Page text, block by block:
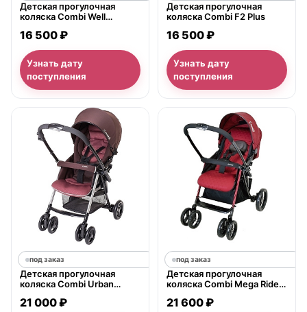
Детская прогулочная
коляска Combi Well
16 500 ₽
Узнать дату
поступления
Детская прогулочная
коляска Combi F2 Plus
16 500 ₽
Узнать дату
поступления
под заказ
Детская прогулочная
коляска Combi Urban
рождения
21 000 ₽
под заказ
Детская прогулочная
коляска Combi Mega Ride
21 600 ₽